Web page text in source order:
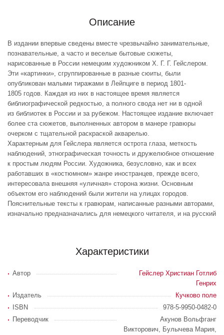
Описание
В издании впервые сведены вместе чрезвычайно занимательные,
познавательные, а часто и веселые бытовые сюжеты,
нарисованные в России немецким художником Х. Г. Г. Гейслером.
Эти «картинки», сгруппированные в разные сюиты, были
опубликован малыми тиражами в Лейпциге в период 1801-
1805 годов. Каждая из них в настоящее время является
библиографической редкостью, а полного свода нет ни в одной
из библиотек в России и за рубежом. Настоящее издание включает
более ста сюжетов, выполненных автором в манере гравюры
очерком с тщательной раскраской акварелью.
Характерным для Гейслера является острота глаза, меткость
наблюдений, этнографическая точность и дружелюбное отношение
к простым людям России. Художника, безусловно, как и всех
работавших в «костюмном» жанре иностранцев, прежде всего,
интересовала внешняя «уличная» сторона жизни. Основным
объектом его наблюдений были жители на улицах городов.
Пояснительные тексты к гравюрам, написанные разными авторами,
изначально предназначались для немецкого читателя, и на русский
Характеристики
Автор
Гейслер Христиан Готлиб
Генрих
Издатель
Кучково поле
ISBN
978-5-9950-0482-0
Переводчик
Акунов Вольфганг
Викторович, Булычева Мария,